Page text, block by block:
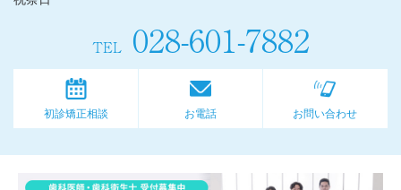
TEL028-601-7882
初診矯正相談 お電話 お問い合わせ